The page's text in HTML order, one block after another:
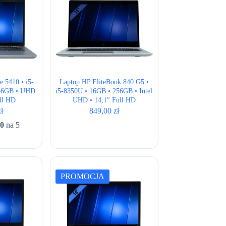
5410 • i5-
• UHD
HD
na 5
Laptop HP EliteBook 840 G5 •
i5-8350U • 16GB • 256GB • Intel
UHD • 14,1″ Full HD
849,00 zł
PROMOCJA